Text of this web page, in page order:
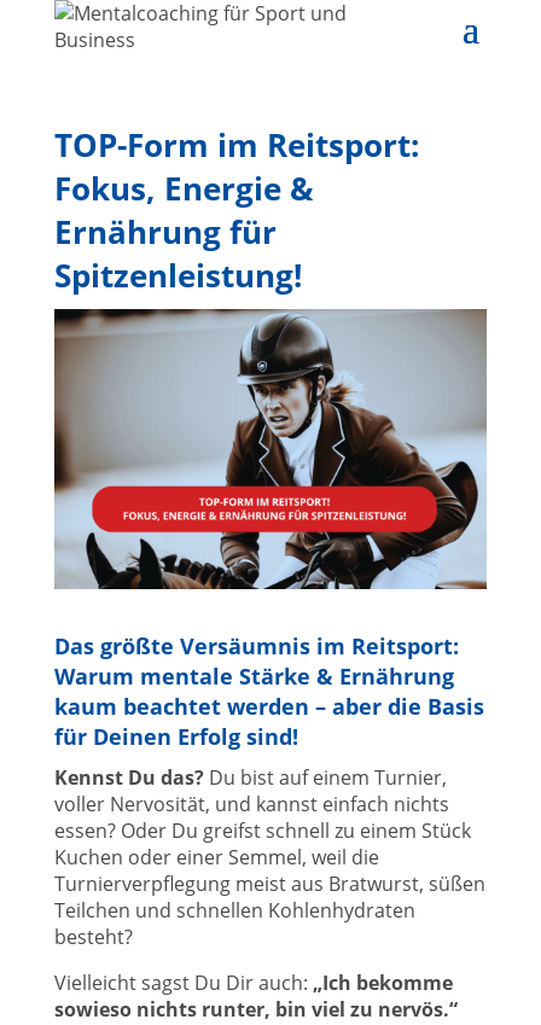
TOP-Form im Reitsport:
Fokus, Energie &
Ernährung für
Spitzenleistung!
Das größte Versäumnis im Reitsport:
Warum mentale Stärke & Ernährung
kaum beachtet werden – aber die Basis
für Deinen Erfolg sind!
Kennst Du das?Du bist auf einem Turnier,
voller Nervosität, und kannst einfach nichts
essen? Oder Du greifst schnell zu einem Stück
Kuchen oder einer Semmel, weil die
Turnierverpflegung meist aus Bratwurst, süßen
Teilchen und schnellen Kohlenhydraten
besteht?
Vielleicht sagst Du Dir auch: „Ich bekomme
sowieso nichts runter, bin viel zu nervös.“